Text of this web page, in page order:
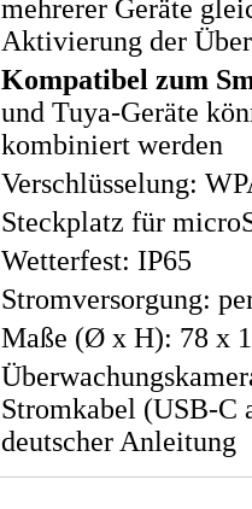
mehrerer Geräte
Aktivierung der
Kompatibel zum
und Tuya-Geräte
kombiniert werden
Verschlüsselung:
Steckplatz für
Wetterfest: IP65
Stromversorgung:
Maße (Ø x H): 78 x
Stromkabel (USB-C
deutscher Anleitung